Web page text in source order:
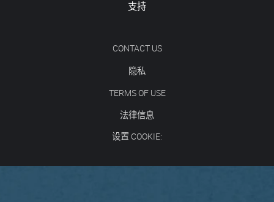
支持
CONTACT US
隐私
TERMS OF USE
法律信息
设置 COOKIE: